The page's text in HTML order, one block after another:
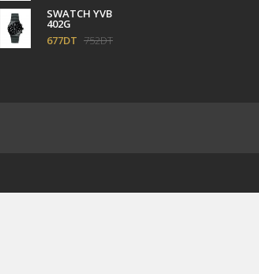
SWATCH YVB
402G
677DT 752DT